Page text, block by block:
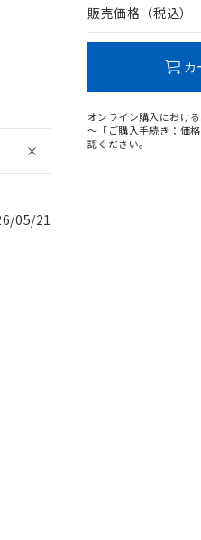
05/21
販売価格（税込）
カ
オンライン購入におけ
～「ご購入手続き：価
認ください。